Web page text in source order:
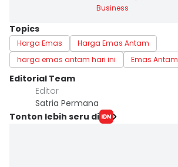
Business
Topics
Harga Emas
Harga Emas Antam
harga emas antam hari ini
Emas Antam
Editorial Team
Editor
Satria Permana
Tonton lebih seru di